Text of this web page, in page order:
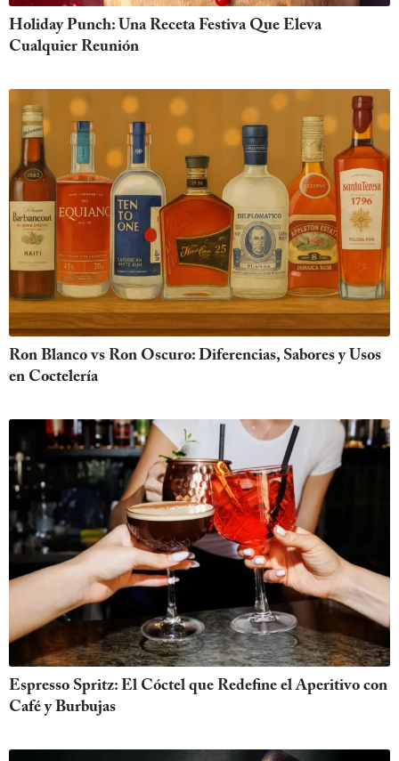
Holiday Punch: Una Receta Festiva Que Eleva
Cualquier Reunión
Ron Blanco vs Ron Oscuro: Diferencias, Sabores y Usos
en Coctelería
Espresso Spritz: El Cóctel que Redefine el Aperitivo con
Café y Burbujas